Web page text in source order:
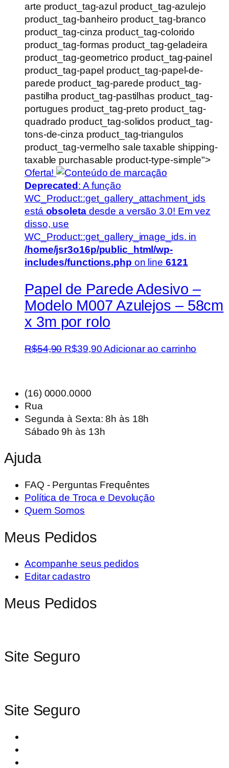
arte product_tag-azul product_tag-azulejo
product_tag-banheiro product_tag-branco
product_tag-cinza product_tag-colorido
product_tag-formas product_tag-geladeira
product_tag-geometrico product_tag-painel
product_tag-papel product_tag-papel-de-
parede product_tag-parede product_tag-
pastilha product_tag-pastilhas product_tag-
portugues product_tag-preto product_tag-
quadrado product_tag-solidos product_tag-
tons-de-cinza product_tag-triangulos
product_tag-vermelho sale taxable shipping-
taxable purchasable product-type-simple">
Oferta!
Deprecated : A função
WC_Product::get_gallery_attachment_ids
está obsoletadesde a versão 3.0! Em vez
disso, use
WC_Product::get_gallery_image_ids. in
/home/jsr3o16p/public_html/wp-
includes/functions.php on line 6121
Papel de Parede Adesivo –
Modelo M007 Azulejos – 58cm
x 3m por rolo
R$54,90 O
R$54,90.
R$39,90O
Adicionar ao carrinho
(16) 0000.0000
Rua
Segunda à Sexta: 8h às 18h
Sábado 9h às 13h
Ajuda
FAQ - Perguntas Frequêntes
Política de Troca e Devolução
Quem Somos
Meus Pedidos
Acompanhe seus pedidos
Editar cadastro
Meus Pedidos
Site Seguro
Site Seguro